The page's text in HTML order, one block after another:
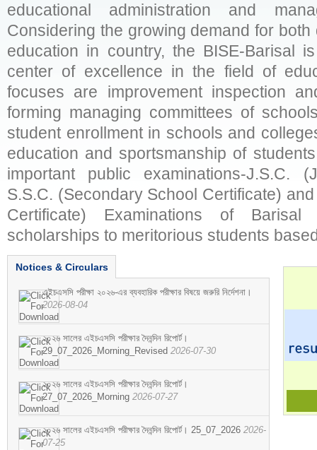
educational administration and
Considering the growing demand for
education in country, the BISE-Barisal
center of excellence in the field of
focuses are improvement inspection
forming managing committees of
student enrollment in schools and
education and sportsmanship of
important public examinations-J.S.C.
S.S.C. (Secondary School Certificate)
Certificate) Examinations of
scholarships to meritorious students
Notices & Circulars
এইচএসসি পরীক্ষা ২০২৬-এর ব্যবহারিক পরীক্ষার বিষয়ে জরুরি নির্দেশনা।
2026-08-04
২০২৬ সালের এইচএসসি পরীক্ষার দৈনন্দিন রিপোর্ট।
29_07_2026_Morning_Revised 2026-07-30
২০২৬ সালের এইচএসসি পরীক্ষার দৈনন্দিন রিপোর্ট।
27_07_2026_Morning 2026-07-27
২০২৬ সালের এইচএসসি পরীক্ষার দৈনন্দিন রিপোর্ট। 25_07_2026 2026-
07-25